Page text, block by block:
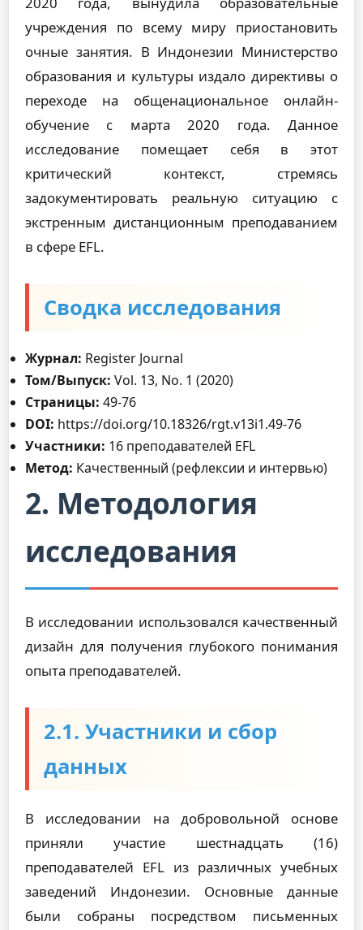
учреждения по всему миру приостановить
очные занятия. В Индонезии Министерство
образования и культуры издало директивы о
переходе на общенациональное онлайн-
обучение с марта 2020 года. Данное
исследование помещает себя в этот
критический контекст, стремясь
задокументировать реальную ситуацию с
экстренным дистанционным преподаванием
в сфере EFL.
Сводка исследования
Журнал: Register Journal
Том/Выпуск: Vol. 13, No. 1 (2020)
Страницы: 49-76
DOI: https://doi.org/10.18326/rgt.v13i1.49-76
Участники: 16 преподавателей EFL
Метод: Качественный (рефлексии и интервью)
2. Методология
исследования
В исследовании использовался качественный
дизайн для получения глубокого понимания
опыта преподавателей.
2.1. Участники и сбор
данных
В исследовании на добровольной основе
приняли участие шестнадцать (16)
преподавателей EFL из различных учебных
заведений Индонезии. Основные данные
были собраны посредством письменных